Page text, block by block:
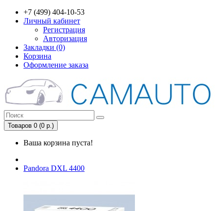
+7 (499) 404-10-53
Личный кабинет
Регистрация
Авторизация
Закладки (0)
Корзина
Оформление заказа
Товаров 0 (0 р.)
Ваша корзина пуста!
Pandora DXL 4400